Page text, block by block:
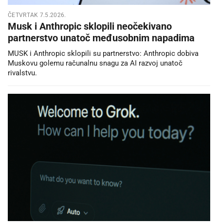
ČETVRTAK 7.5.2026.
Musk i Anthropic sklopili neočekivano
partnerstvo unatoč međusobnim napadima
MUSK i Anthropic sklopili su partnerstvo: Anthropic dobiva
Muskovu golemu računalnu snagu za AI razvoj unatoč
rivalstvu.